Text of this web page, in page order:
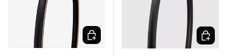
SCEGLI OPZIONI SCEGLI